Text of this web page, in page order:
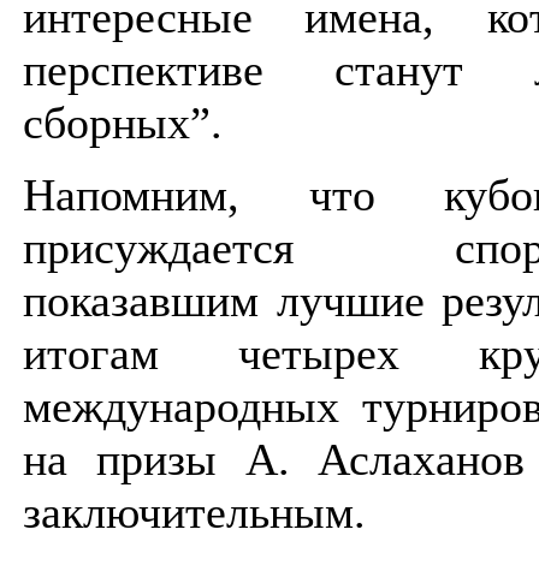
интересные имена,
перспективе станут
сборных”.
Напомним, что
присуждается
показавшим лучшие
итогам четырех
международных
на призы А. Аслаханов
заключительным.